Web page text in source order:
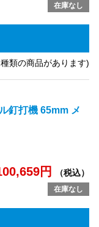
在庫なし
類の商品があります)
釘打機 65mm メ
円 （税込）
在庫なし